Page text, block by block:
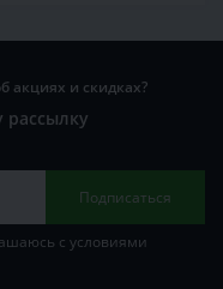
акциях и скидках?
Подписаться
с условиями